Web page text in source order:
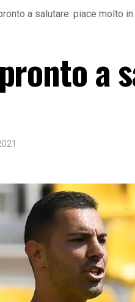
a salutare: piace molto
a